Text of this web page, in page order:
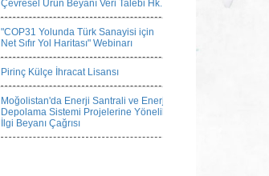
"COP31 Yolunda Türk Sanayisi için
Net Sıfır Yol Haritası" Webinarı
Pirinç Külçe İhracat Lisansı
Moğolistan'da Enerji Santrali ve Enerji
Depolama Sistemi Projelerine Yönelik
İlgi Beyanı Çağrısı